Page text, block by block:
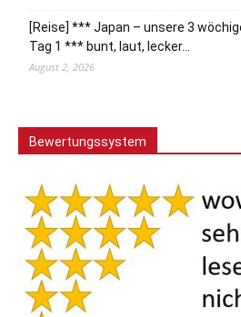
[Reise] *** Japan – unsere 3
Tag 1 *** bunt, laut, lecker…
August 2, 2026
Bewertungssystem